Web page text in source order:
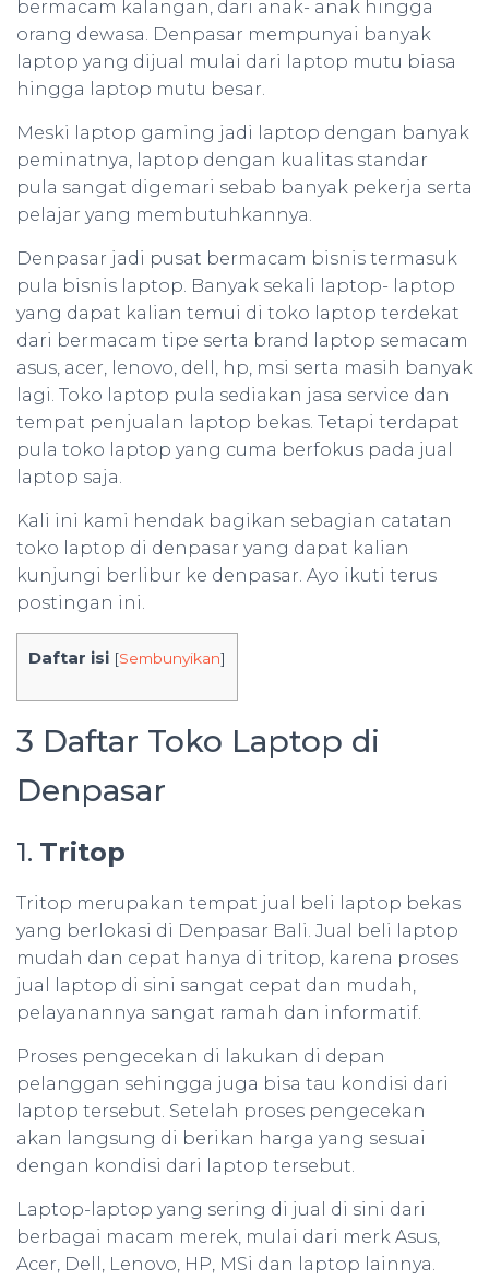
bermacam kalangan, dari anak- anak hingga
orang dewasa. Denpasar mempunyai banyak
laptop yang dijual mulai dari laptop mutu biasa
hingga laptop mutu besar.
Meski laptop gaming jadi laptop dengan banyak
peminatnya, laptop dengan kualitas standar
pula sangat digemari sebab banyak pekerja serta
pelajar yang membutuhkannya.
Denpasar jadi pusat bermacam bisnis termasuk
pula bisnis laptop. Banyak sekali laptop- laptop
yang dapat kalian temui di toko laptop terdekat
dari bermacam tipe serta brand laptop semacam
asus, acer, lenovo, dell, hp, msi serta masih banyak
lagi. Toko laptop pula sediakan jasa service dan
tempat penjualan laptop bekas. Tetapi terdapat
pula toko laptop yang cuma berfokus pada jual
laptop saja.
Kali ini kami hendak bagikan sebagian catatan
toko laptop di denpasar yang dapat kalian
kunjungi berlibur ke denpasar. Ayo ikuti terus
postingan ini.
Daftar isi [Sembunyikan]
3 Daftar Toko Laptop di
Denpasar
1. Tritop
Tritop merupakan tempat jual beli laptop bekas
yang berlokasi di Denpasar Bali. Jual beli laptop
mudah dan cepat hanya di tritop, karena proses
jual laptop di sini sangat cepat dan mudah,
pelayanannya sangat ramah dan informatif.
Proses pengecekan di lakukan di depan
pelanggan sehingga juga bisa tau kondisi dari
laptop tersebut. Setelah proses pengecekan
akan langsung di berikan harga yang sesuai
dengan kondisi dari laptop tersebut.
Laptop-laptop yang sering di jual di sini dari
berbagai macam merek, mulai dari merk Asus,
Acer, Dell, Lenovo, HP, MSi dan laptop lainnya.